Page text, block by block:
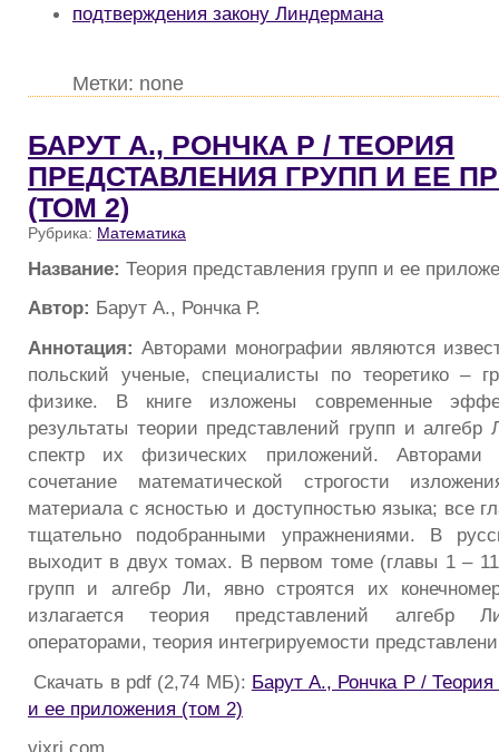
подтверждения закону Линдермана
Метки: none
БАРУТ А., РОНЧКА Р / ТЕОРИЯ
ПРЕДСТАВЛЕНИЯ ГРУПП И ЕЕ
(ТОМ 2)
Рубрика: Математика
Название: Теория представления групп и ее
Автор: Барут А., Рончка Р.
Аннотация: Авторами монографии являются
польский ученые, специалисты по теоретико –
физике. В книге изложены современные
результаты теории представлений групп и
спектр их физических приложений. Авторами
сочетание математической строгости
материала с ясностью и доступностью языка; все
тщательно подобранными упражнениями. В
выходит в двух томах. В первом томе (главы 1 –
групп и алгебр Ли, явно строятся их
излагается теория представлений алгебр
операторами, теория интегрируемости
Скачать в pdf (2,74 МБ): Барут А., Рончка Р / Теория
и ее приложения (том 2)